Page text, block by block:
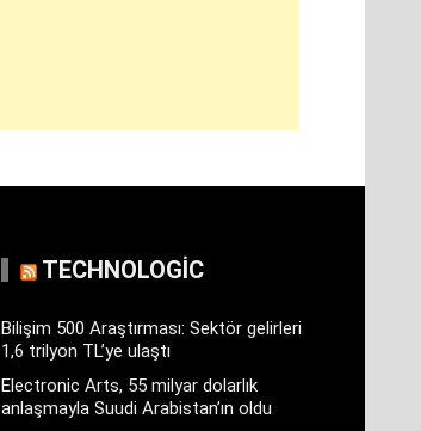
TECHNOLOGIC
Bilişim 500 Araştırması: Sektör gelirleri
1,6 trilyon TL’ye ulaştı
Electronic Arts, 55 milyar dolarlık
anlaşmayla Suudi Arabistan’ın oldu